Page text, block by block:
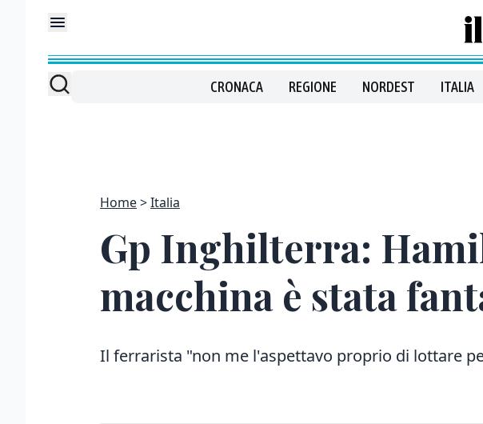
CRONACA REGIONE NORDEST ITALIA
Home Italia
Gp Inghilterra:
macchina è stata
Il ferrarista "non me l'aspettavo proprio di lottare